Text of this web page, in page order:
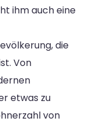
ihm auch eine
die
Von
etwas zu
von